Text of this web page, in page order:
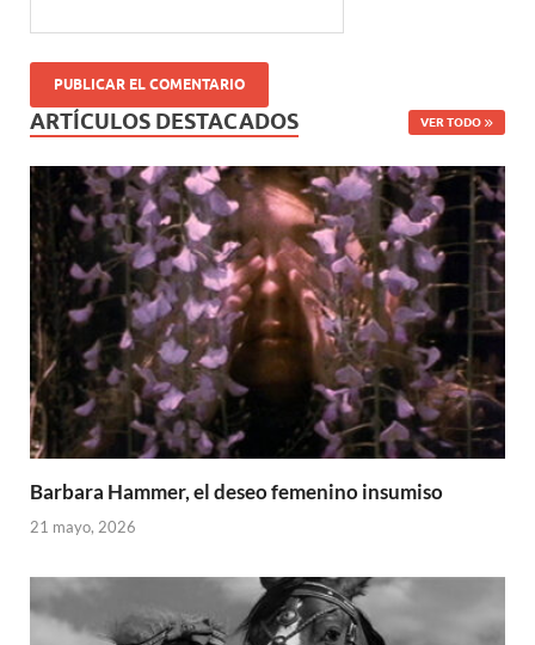
ARTÍCULOS DESTACADOS VER TODO
Barbara Hammer, el deseo femenino insumiso
21 mayo, 2026